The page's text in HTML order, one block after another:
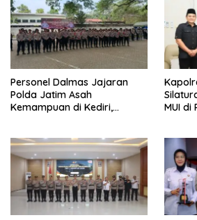
Personel Dalmas Jajaran
Polda Jatim Asah
Kemampuan di Kediri,
Kamtibmas
MUI di